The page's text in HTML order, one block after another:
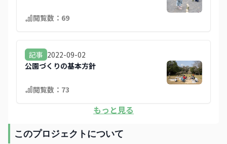
閲覧数： 69
記事 2022-09-02
公園づくりの基本方針
閲覧数： 73
もっと見る
このプロジェクトについて